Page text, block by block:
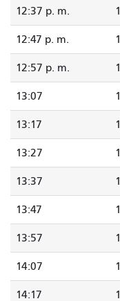
12:37 p. m.
12:47 p. m.
12:57 p. m.
13:07
13:17
13:27
13:37
13:47
13:57
14:07
14:17